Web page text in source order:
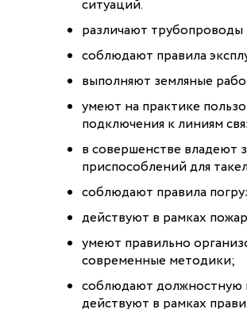
ситуаций.
различают
соблюдают правила
выполняют земляные
умеют на практике
подключения к линиям
в совершенстве владеют
приспособлений для
соблюдают правила
действуют в рамках
умеют правильно
современные методики;
соблюдают должностную
действуют в рамках